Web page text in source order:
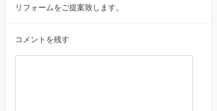
リフォームをご提案致します。
コメントを残す